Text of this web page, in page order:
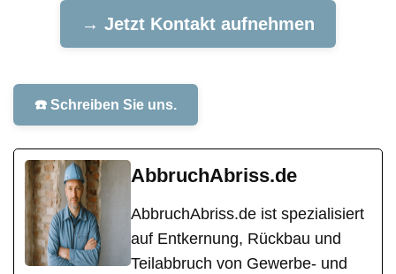
→ Jetzt Kontakt aufnehmen
☎️ Schreiben Sie uns.
AbbruchAbriss.de
AbbruchAbriss.de ist spezialisiert
auf Entkernung, Rückbau und
Teilabbruch von Gewerbe- und